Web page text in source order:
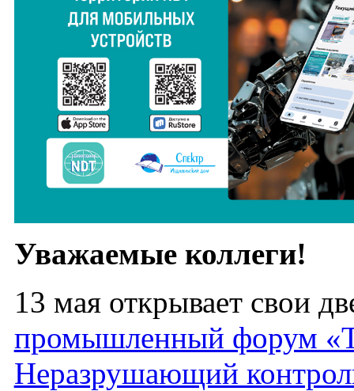
Уважаемые коллеги!
13 мая открывает свои
промышленный форум
Неразрушающий